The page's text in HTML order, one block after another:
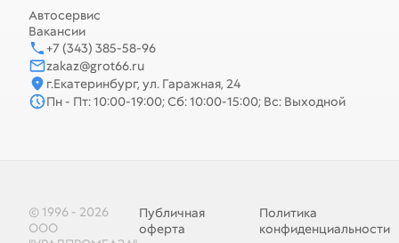
Автосервис
Вакансии
+7 (343) 385-58-96
zakaz@grot66.ru
г.Екатеринбург, ул. Гаражная, 24
Пн - Пт: 10:00-19:00; Сб: 10:00-15:00; Вс: Выходной
© 1996 - 2026
ООО
Публичная
оферта
Политика
конфиденциальности